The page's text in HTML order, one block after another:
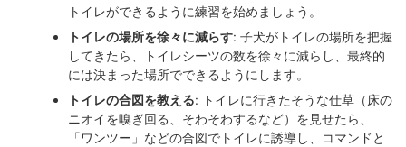
トイレができるように練習を始めましょう。
トイレの場所を徐々に減らす: 子犬がトイレの場所を把握
してきたら、トイレシーツの数を徐々に減らし、最終的
には決まった場所でできるようにします。
トイレの合図を教える: トイレに行きたそうな仕草（床の
ニオイを嗅ぎ回る、そわそわするなど）を見せたら、
「ワンツー」などの合図でトイレに誘導し、コマンドと